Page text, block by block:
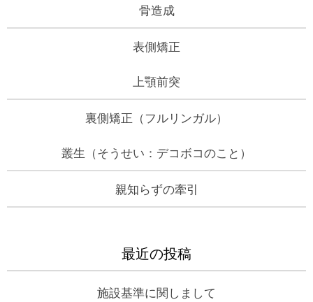
骨造成
表側矯正
上顎前突
裏側矯正（フルリンガル）
叢生（そうせい：デコボコのこと）
親知らずの牽引
最近の投稿
施設基準に関しまして